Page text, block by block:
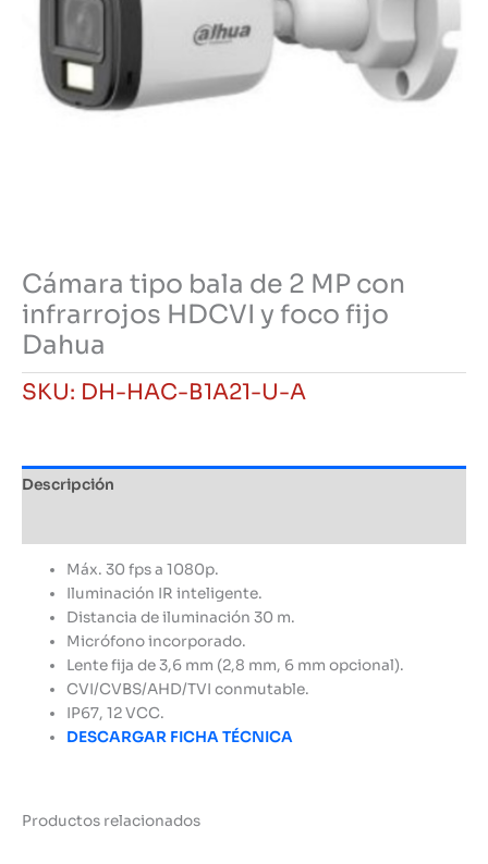
Cámara tipo bala de 2 MP con
infrarrojos HDCVI y foco fijo
Dahua
SKU: DH-HAC-B1A21-U-A
Descripción
Máx. 30 fps a 1080p.
Iluminación IR inteligente.
Distancia de iluminación 30 m.
Micrófono incorporado.
Lente fija de 3,6 mm (2,8 mm, 6 mm opcional).
CVI/CVBS/AHD/TVI conmutable.
IP67, 12 VCC.
DESCARGAR FICHA TÉCNICA
Productos relacionados